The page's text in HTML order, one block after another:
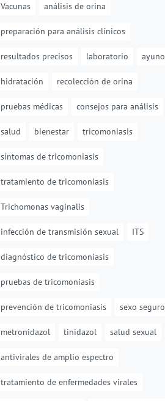
Vacunas análisis de orina
preparación para análisis clínicos
resultados precisos laboratorio ayuno
hidratación recolección de orina
pruebas médicas consejos para análisis
salud bienestar tricomoniasis
síntomas de tricomoniasis
tratamiento de tricomoniasis
Trichomonas vaginalis
infección de transmisión sexual ITS
diagnóstico de tricomoniasis
pruebas de tricomoniasis
prevención de tricomoniasis sexo seguro
metronidazol tinidazol salud sexual
antivirales de amplio espectro
tratamiento de enfermedades virales